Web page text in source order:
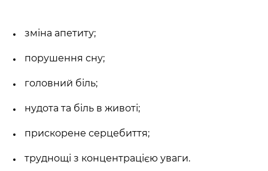
зміна апетиту;
порушення сну;
головний біль;
нудота та біль в животі;
прискорене серцебиття;
труднощі з концентрацією уваги.